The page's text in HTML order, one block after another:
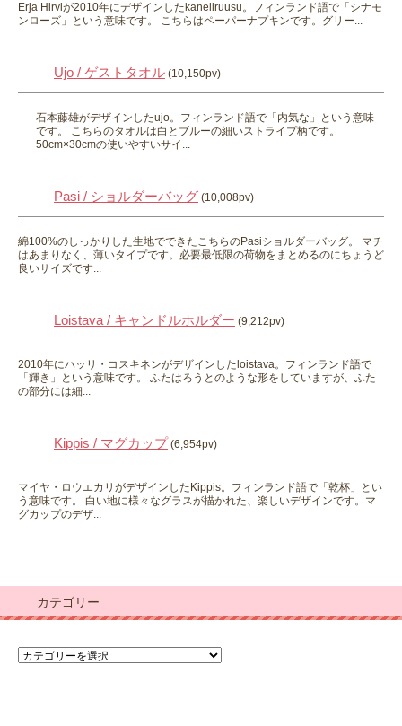
Erja Hirviが2010年にデザインしたkaneliruusu。フィンランド語で「シナモ
ンローズ」という意味です。 こちらはペーパーナプキンです。グリー...
Ujo / ゲストタオル (10,150pv)
石本藤雄がデザインしたujo。フィンランド語で「内気な」という意味
です。 こちらのタオルは白とブルーの細いストライプ柄です。
50cm×30cmの使いやすいサイ...
Pasi / ショルダーバッグ (10,008pv)
綿100%のしっかりした生地でできたこちらのPasiショルダーバッグ。 マチ
はあまりなく、薄いタイプです。必要最低限の荷物をまとめるのにちょうど
良いサイズです...
Loistava / キャンドルホルダー (9,212pv)
2010年にハッリ・コスキネンがデザインしたloistava。フィンランド語で
「輝き」という意味です。 ふたはろうとのような形をしていますが、ふた
の部分には細...
Kippis / マグカップ (6,954pv)
マイヤ・ロウエカリがデザインしたKippis。フィンランド語で「乾杯」とい
う意味です。 白い地に様々なグラスが描かれた、楽しいデザインです。マ
グカップのデザ...
カテゴリー
カ
テ